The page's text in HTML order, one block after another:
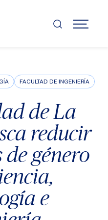
MENÚ
FACULTAD DE INGENIERÍA
de La
reducir
de género
e